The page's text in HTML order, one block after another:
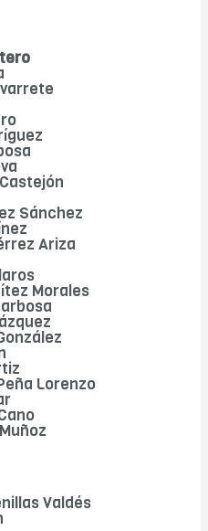
Sánchez
Ariza
Morales
Lorenzo
Valdés